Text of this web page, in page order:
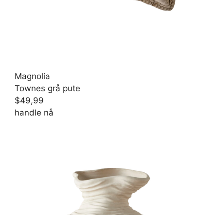
Magnolia
Townes grå pute
$49,99
handle nå